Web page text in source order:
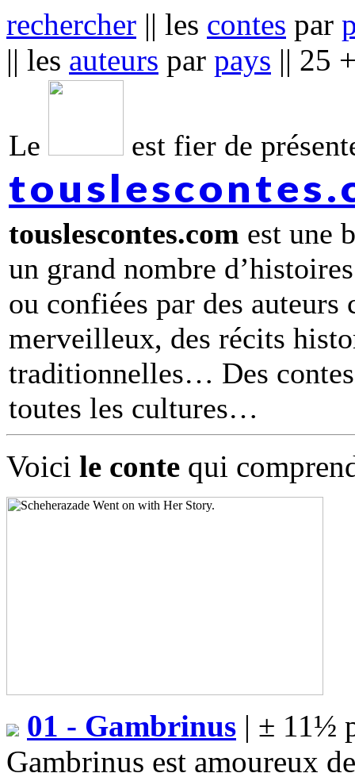
rechercher || les contes par
|| les auteurs par pays || 25
Le est fier de
touslescontes.com est une
un grand nombre
ou confiées par des
merveilleux, des récits
traditionnelles… Des
toutes les cultures
Voici le conte qui
01 - Gambrinus | ± 11½
Gambrinus est amoureux